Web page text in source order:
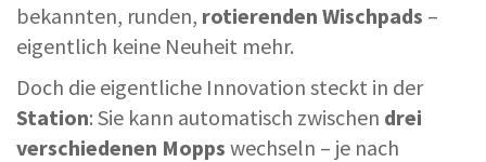
bekannten, runden, rotierenden Wischpads –
eigentlich keine Neuheit mehr.
Doch die eigentliche Innovation steckt in der
Station: Sie kann automatisch zwischen drei
verschiedenen Mopps wechseln – je nach